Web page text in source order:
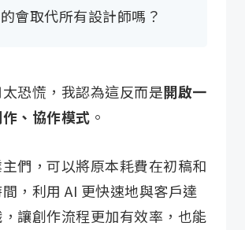
會取代所有設計師嗎？
恐慌，我認為這反而是開啟一
、協作模式 。
們，可以將原本耗費在初稿和
，利用 AI 更快速地與客戶達
讓創作流程更加有效率，也能